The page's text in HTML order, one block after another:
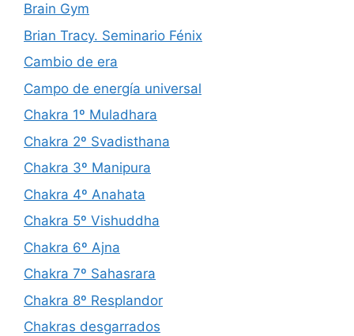
Brain Gym
Brian Tracy. Seminario Fénix
Cambio de era
Campo de energía universal
Chakra 1º Muladhara
Chakra 2º Svadisthana
Chakra 3º Manipura
Chakra 4º Anahata
Chakra 5º Vishuddha
Chakra 6º Ajna
Chakra 7º Sahasrara
Chakra 8º Resplandor
Chakras desgarrados